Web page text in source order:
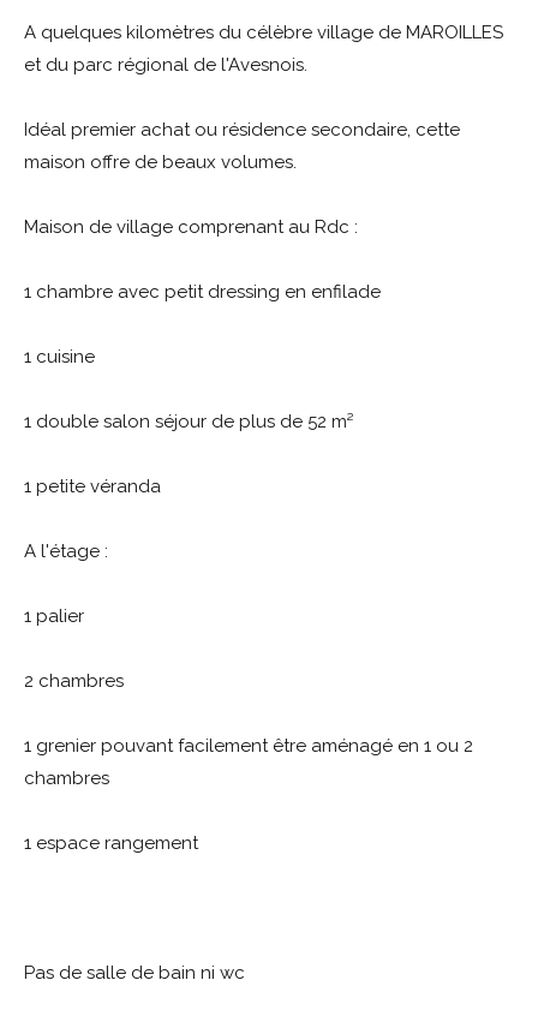
A quelques kilomètres du célèbre village de MAROILLES
et du parc régional de l'Avesnois.
Idéal premier achat ou résidence secondaire, cette
maison offre de beaux volumes.
Maison de village comprenant au Rdc :
1 chambre avec petit dressing en enfilade
1 cuisine
1 double salon séjour de plus de 52 m²
1 petite véranda
A l'étage :
1 palier
2 chambres
1 grenier pouvant facilement être aménagé en 1 ou 2
chambres
1 espace rangement
Pas de salle de bain ni wc